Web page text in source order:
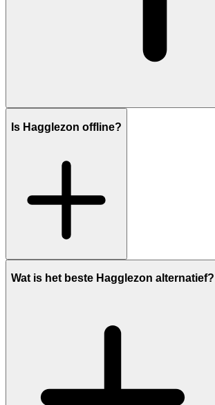
Is Hagglezon offline?
Wat is het beste Hagglezon alternatief?